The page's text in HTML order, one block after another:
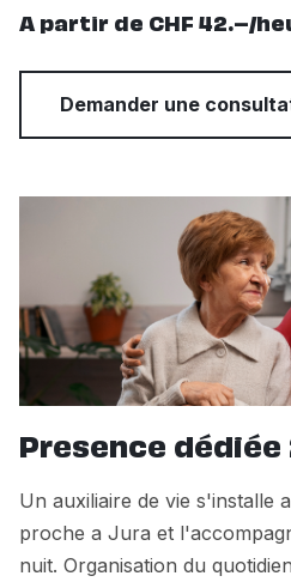
A partir de CHF 42.–/
Demander une
Presence dédiée
Un auxiliaire de vie s'installe
proche a Jura et
nuit. Organisation du